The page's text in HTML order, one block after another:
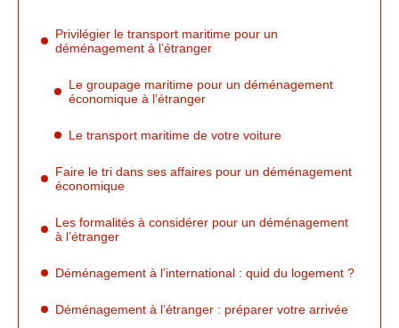
Privilégier le transport maritime pour un
déménagement à l’étranger
Le groupage maritime pour un déménagement
économique à l’étranger
Le transport maritime de votre voiture
Faire le tri dans ses affaires pour un déménagement
économique
Les formalités à considérer pour un déménagement
à l’étranger
Déménagement à l’international : quid du logement ?
Déménagement à l’étranger : préparer votre arrivée